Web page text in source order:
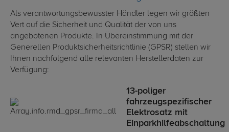
Als verantwortungsbewusster Händler legen wir größten
Vert auf die Sicherheit und Qualität der von uns
angebotenen Produkte. In Übereinstimmung mit der
Generellen Produktsicherheitsrichtlinie (GPSR) stellen wir
Ihnen nachfolgend alle relevanten Herstellerdaten zur
Verfügung:
13-poliger
fahrzeugspezifischer
Elektrosatz mit
Einparkhilfeabschaltung